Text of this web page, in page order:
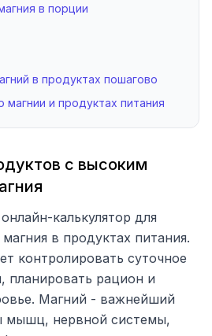
в порции
в продуктах пошагово
и продуктах питания
с высоким
калькулятор для
в продуктах питания.
контролировать суточное
планировать рацион и
Магний - важнейший
мышц, нервной системы,